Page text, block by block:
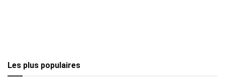
Les plus populaires